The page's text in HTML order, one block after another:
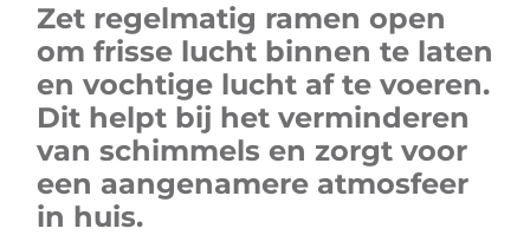
Zet regelmatig ramen open
om frisse lucht binnen te laten
en vochtige lucht af te voeren.
Dit helpt bij het verminderen
van schimmels en zorgt voor
een aangenamere atmosfeer
in huis.